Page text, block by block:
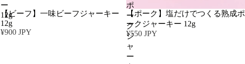
ー
12g
【ビーフ】一味ビーフジャーキー
12g
¥900 JPY
ポ
ー
ク
ジ
ャ
ー
【ポーク】塩だけでつくる熟成ポ
ークジャーキー 12g
¥550 JPY